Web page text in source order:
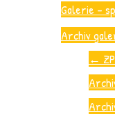
Galerie –
Archiv
←